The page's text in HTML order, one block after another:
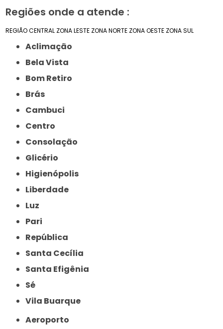
Regiões onde a atende :
REGIÃO CENTRAL ZONA LESTE ZONA NORTE ZONA OESTE ZONA SUL
Aclimação
Bela Vista
Bom Retiro
Brás
Cambuci
Centro
Consolação
Glicério
Higienópolis
Liberdade
Luz
Pari
República
Santa Cecília
Santa Efigênia
Sé
Vila Buarque
Aeroporto